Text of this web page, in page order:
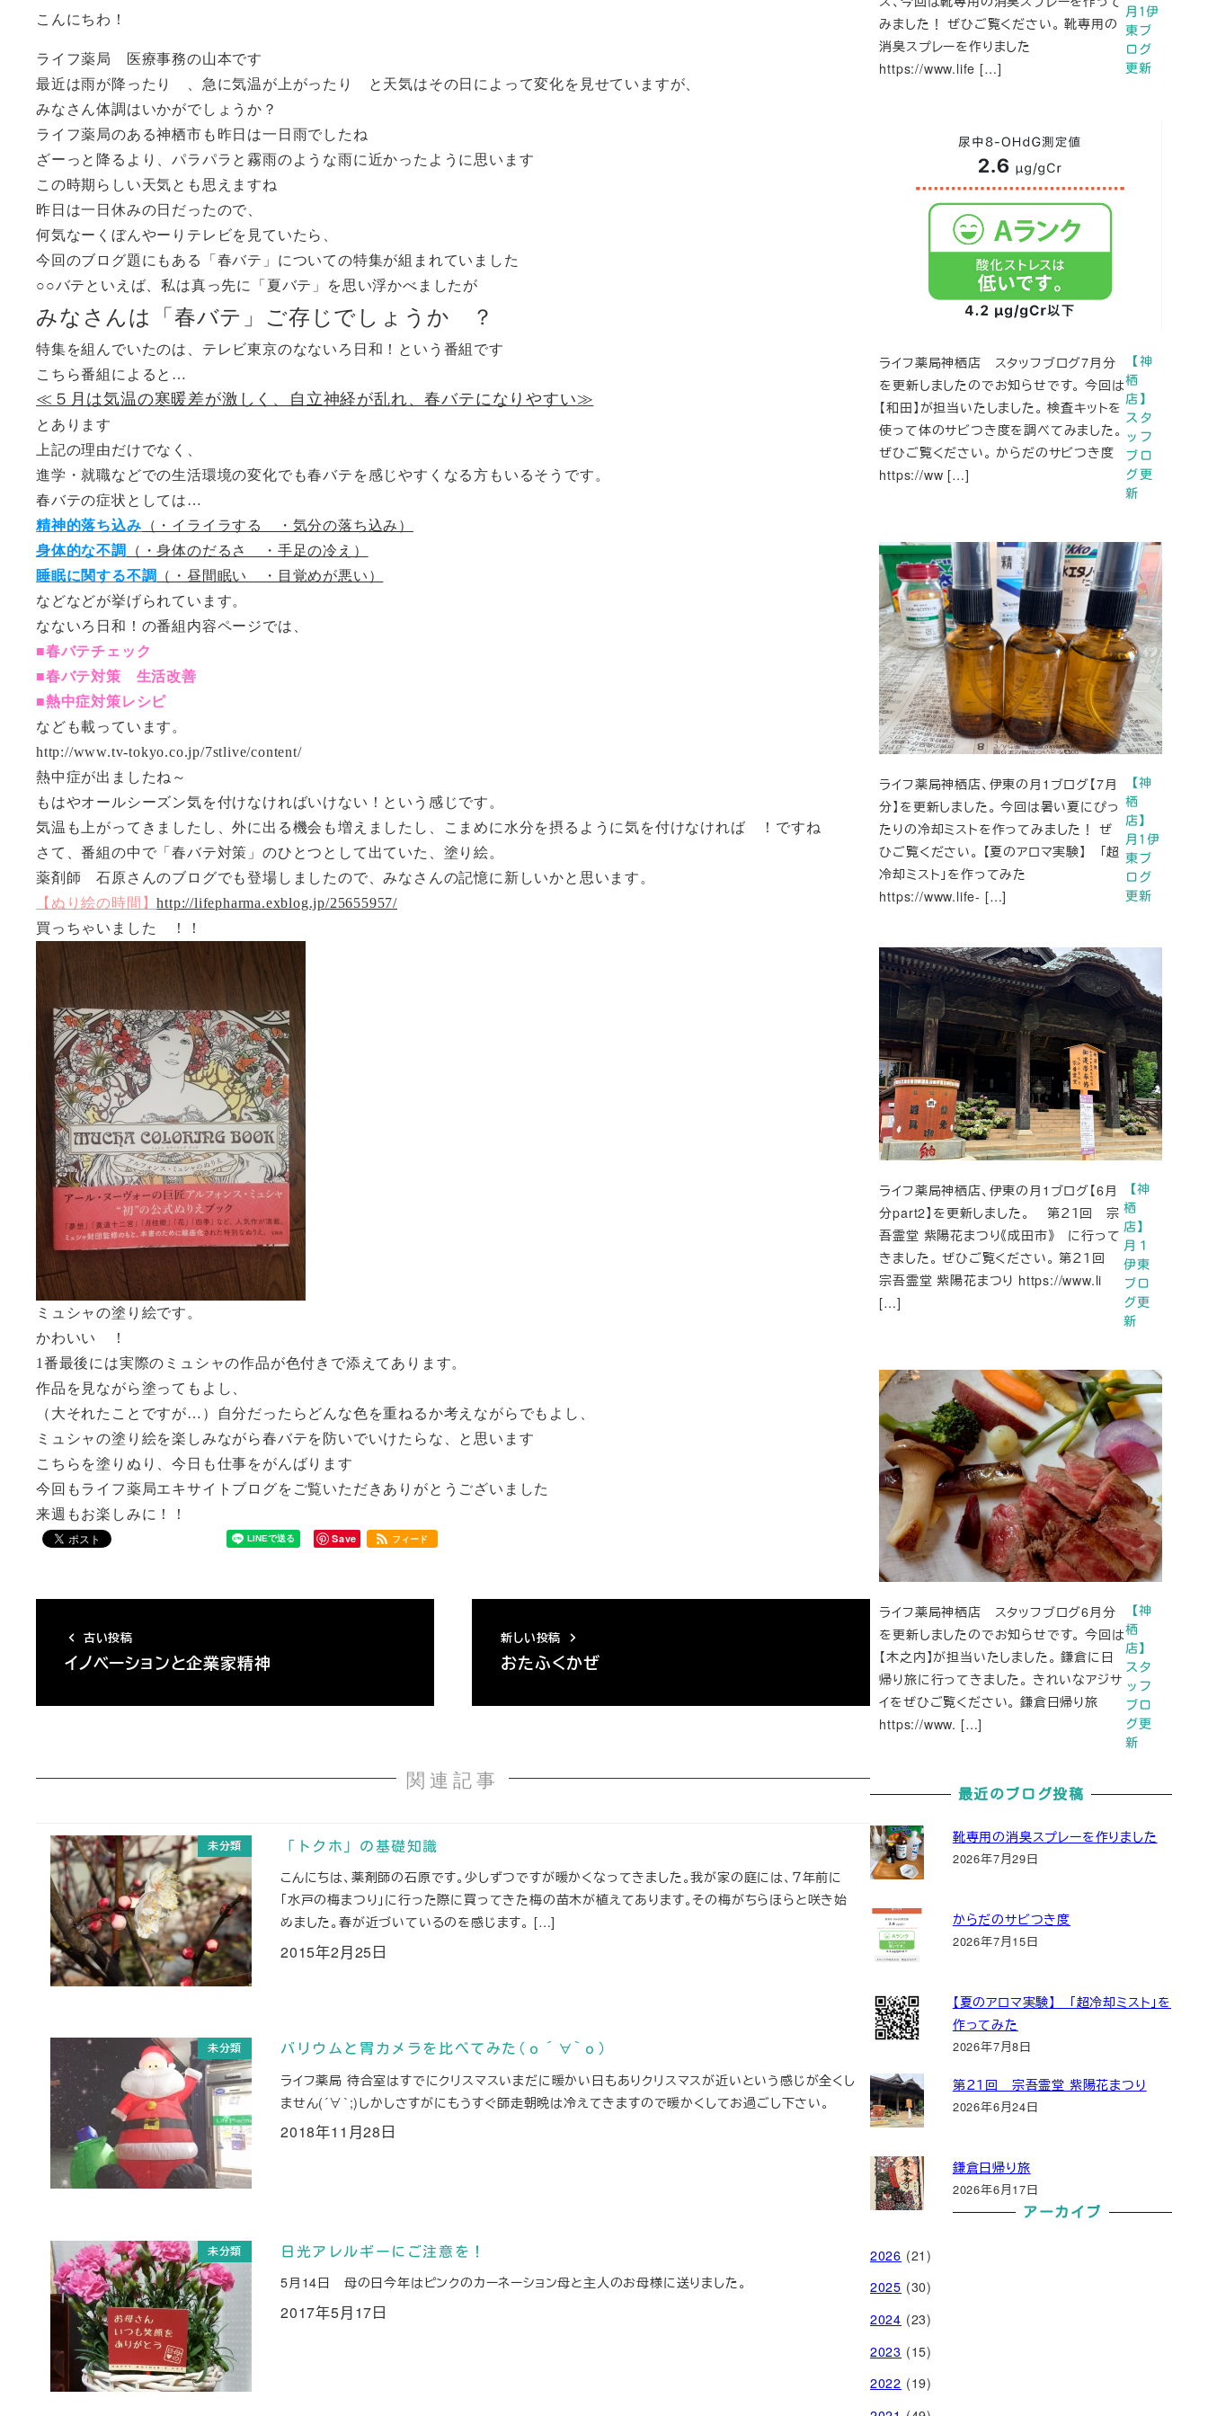
こんにちわ！
ライフ薬局 医療事務の山本です
最近は雨が降ったり 、急に気温が上がったり と天気はその日によって変化を見せていますが、
みなさん体調はいかがでしょうか？
ライフ薬局のある神栖市も昨日は一日雨でしたね
ざーっと降るより、パラパラと霧雨のような雨に近かったように思います
この時期らしい天気とも思えますね
昨日は一日休みの日だったので、
何気なーくぼんやーりテレビを見ていたら、
今回のブログ題にもある「春バテ」についての特集が組まれていました
○○バテといえば、私は真っ先に「夏バテ」を思い浮かべましたが
みなさんは「春バテ」ご存じでしょうか ？
特集を組んでいたのは、テレビ東京のなないろ日和！という番組です
こちら番組によると…
≪５月は気温の寒暖差が激しく、自立神経が乱れ、春バテになりやすい≫
とあります
上記の理由だけでなく、
進学・就職などでの生活環境の変化でも春バテを感じやすくなる方もいるそうです。
春バテの症状としては…
精神的落ち込み （・イライラする ・気分の落ち込み）
身体的な不調
（・身体のだるさ ・手足の冷え）
睡眠に関する不調
（・昼間眠い ・目覚めが悪い）
などなどが挙げられています。
なないろ日和！の番組内容ページでは、
■春バテチェック
■春バテ対策 生活改善
■熱中症対策レシピ
なども載っています。
http://www.tv-tokyo.co.jp/7stlive/content/
熱中症が出ましたね～
もはやオールシーズン気を付けなければいけない！という感じです。
気温も上がってきましたし、外に出る機会も増えましたし、こまめに水分を摂るように気を付けなければ ！ですね
さて、番組の中で「春バテ対策」のひとつとして出ていた、塗り絵。
薬剤師 石原さんのブログでも登場しましたので、みなさんの記憶に新しいかと思います。
【ぬり絵の時間】http://lifepharma.exblog.jp/25655957/
買っちゃいました ！！
ミュシャの塗り絵です。
かわいい ！
1番最後には実際のミュシャの作品が色付きで添えてあります。
作品を見ながら塗ってもよし、
（大それたことですが…）自分だったらどんな色を重ねるか考えながらでもよし、
ミュシャの塗り絵を楽しみながら春バテを防いでいけたらな、と思います
こちらを塗りぬり、今日も仕事をがんばります
今回もライフ薬局エキサイトブログをご覧いただきありがとうございました
来週もお楽しみに！！
Save フィード
古い投稿
イノベーションと企業家精神
新しい投稿
おたふくかぜ
関連記事
未分類 「トクホ」の基礎知識
こんにちは、薬剤師の石原です。少しずつですが暖かくなってきました。我が家の庭には、７年前に
「水戸の梅まつり」に行った際に買ってきた梅の苗木が植えてあります。その梅がちらほらと咲き始
めました。春が近づいているのを感じます。 […]
投稿日
2015年2月25日
未分類 バリウムと胃カメラを比べてみた(о´∀`о)
ライフ薬局 待合室はすでにクリスマスいまだに暖かい日もありクリスマスが近いという感じが全くし
ません(´∀｀;)しかしさすがにもうすぐ師走朝晩は冷えてきますので暖かくしてお過ごし下さい。
投稿日
2018年11月28日
未分類 日光アレルギーにご注意を！
5月14日 母の日今年はピンクのカーネーション母と主人のお母様に送りました。
投稿日
2017年5月17日
月1伊
東ブ
ログ
更新
みました！ ぜひご覧ください。 靴専用の
消臭スプレーを作りました
https://www.life […]
【神
栖
店】
スタ
ッフ
ブロ
グ更
新
ライフ薬局神栖店 スタッフブログ7月分
を更新しましたのでお知らせです。 今回は
【和田】が担当いたしました。 検査キットを
使って体のサビつき度を調べてみました。
ぜひご覧ください。 からだのサビつき度
https://ww […]
【神
栖
店】
月1伊
東ブ
ログ
更新
ライフ薬局神栖店、伊東の月1ブログ【7月
分】を更新しました。 今回は暑い夏にぴっ
たりの冷却ミストを作ってみました！ ぜ
ひご覧ください。 【夏のアロマ実験】 「超
冷却ミスト」を作ってみた
https://www.life- […]
【神
栖
店】
月１
伊東
ブロ
グ更
新
ライフ薬局神栖店、伊東の月1ブログ【6月
分part2】を更新しました。 第２１回 宗
吾霊堂 紫陽花まつり《成田市》 に行って
きました。 ぜひご覧ください。 第２１回
宗吾霊堂 紫陽花まつり https://www.li
[…]
【神
栖
店】
スタ
ッフ
ブロ
グ更
新
ライフ薬局神栖店 スタッフブログ6月分
を更新しましたのでお知らせです。 今回は
【木之内】が担当いたしました。 鎌倉に日
帰り旅に行ってきました。 きれいなアジサ
イをぜひご覧ください。 鎌倉日帰り旅
https://www. […]
最近のブログ投稿
靴専用の消臭スプレーを作りました
2026年7月29日
からだのサビつき度
2026年7月15日
【夏のアロマ実験】 「超冷却ミスト」を
作ってみた
2026年7月8日
第２１回 宗吾霊堂 紫陽花まつり
2026年6月24日
鎌倉日帰り旅
2026年6月17日
アーカイブ
2026 (21)
2025 (30)
2024 (23)
2023 (15)
2022 (19)